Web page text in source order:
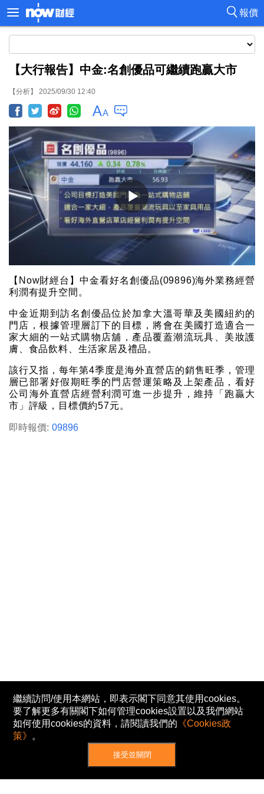
報價
【大行報告】中金:名創優品可繼續跑贏大市
【分析】 2025/09/30 12:40
【Now財經台】中金看好名創優品(09896)海外業務經營
利潤有提升空間。
中金近期到訪名創優品位於加拿大溫哥華及美國紐約的
門店，根據管理層訂下的目標，將會在美國打造適合一
家大細的一站式購物店舖，產品覆蓋潮流玩具、美妝護
膚、食品飲料、生活家居及禮品。
該行又指，每年第4季度是海外直營店的銷售旺季，管理
層已部署好假期旺季的門店營運策略及上架產品，看好
公司海外直營店經營利潤可進一步提升，維持「跑贏大
市」評級，目標價約57元。
即時報價: 09896
繼續訪問/使用本網站，即表示閣下同意其使用cookies。
要了解更多有關閣下如何管理cookies設置以及我們網站
如何使用cookies的資料，請閱讀我們的 《Cookies政
策》 。
接受並關閉